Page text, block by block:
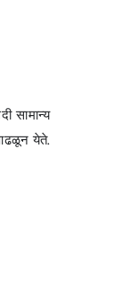
सामान्य
येते.